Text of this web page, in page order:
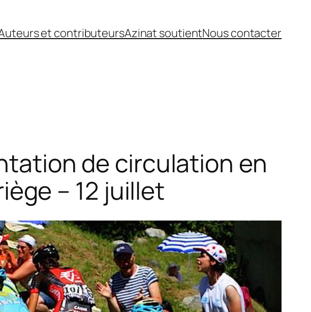
et contributeursAzinat soutientNous contacter
de circulation en
– 12 juillet